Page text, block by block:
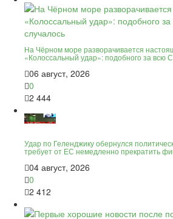
На Чёрном море разворачивается
«Колоссальный удар»: подобного за всю
06 август, 2026
0
2 444
Удар по Геленджику обернулся
требует от ЕС немедленно прекратить
04 август, 2026
0
2 412